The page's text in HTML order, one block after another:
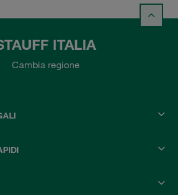
ITALIA
Cambia regione